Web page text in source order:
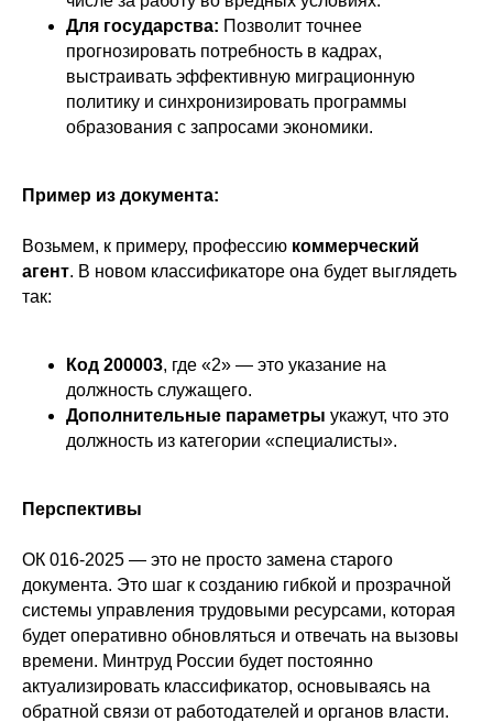
Для государства: Позволит точнее
прогнозировать потребность в кадрах,
выстраивать эффективную миграционную
политику и синхронизировать программы
образования с запросами экономики.
Пример из документа:
Возьмем, к примеру, профессию коммерческий
агент. В новом классификаторе она будет выглядеть
так:
Код 200003, где «2» — это указание на
должность служащего.
Дополнительные параметры укажут, что это
должность из категории «специалисты».
Перспективы
ОК 016-2025 — это не просто замена старого
документа. Это шаг к созданию гибкой и прозрачной
системы управления трудовыми ресурсами, которая
будет оперативно обновляться и отвечать на вызовы
времени. Минтруд России будет постоянно
актуализировать классификатор, основываясь на
обратной связи от работодателей и органов власти.